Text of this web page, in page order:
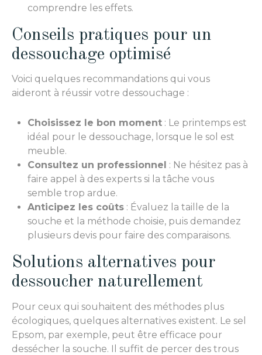
comprendre les effets.
Conseils pratiques pour un
dessouchage optimisé
Voici quelques recommandations qui vous
aideront à réussir votre dessouchage :
Choisissez le bon moment : Le printemps est
idéal pour le dessouchage, lorsque le sol est
meuble.
Consultez un professionnel : Ne hésitez pas à
faire appel à des experts si la tâche vous
semble trop ardue.
Anticipez les coûts : Évaluez la taille de la
souche et la méthode choisie, puis demandez
plusieurs devis pour faire des comparaisons.
Solutions alternatives pour
dessoucher naturellement
Pour ceux qui souhaitent des méthodes plus
écologiques, quelques alternatives existent. Le sel
Epsom, par exemple, peut être efficace pour
dessécher la souche. Il suffit de percer des trous